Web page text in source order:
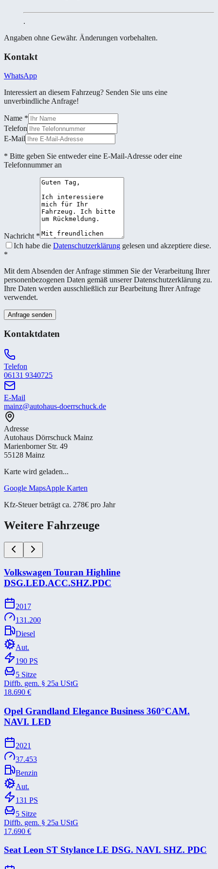
.
Angaben ohne Gewähr. Änderungen vorbehalten.
Kontakt
WhatsApp
Interessiert an diesem Fahrzeug? Senden Sie uns eine
unverbindliche Anfrage!
Name *
Telefon
E-Mail
* Bitte geben Sie entweder eine E-Mail-Adresse oder eine
Telefonnummer an
Nachricht *
Ich habe die Datenschutzerklärung gelesen und akzeptiere diese.
*
Mit dem Absenden der Anfrage stimmen Sie der Verarbeitung Ihrer
personenbezogenen Daten gemäß unserer Datenschutzerklärung zu.
Ihre Daten werden ausschließlich zur Bearbeitung Ihrer Anfrage
verwendet.
Anfrage senden
Kontaktdaten
Telefon
06131 9340725
E-Mail
mainz@autohaus-doerrschuck.de
Adresse
Autohaus Dörrschuck Mainz
Marienborner Str. 49
55128 Mainz
Karte wird geladen...
Google MapsApple Karten
Kfz-Steuer beträgt ca. 278€ pro Jahr
Weitere Fahrzeuge
Volkswagen Touran Highline
DSG.LED.ACC.SHZ.PDC
2017
131.200
Diesel
Aut.
190 PS
5 Sitze
Diffb. gem. § 25a UStG
18.690 €
Opel Grandland Elegance Business 360°CAM.
NAVI. LED
2021
37.453
Benzin
Aut.
131 PS
5 Sitze
Diffb. gem. § 25a UStG
17.690 €
Seat Leon ST Stylance LE DSG. NAVI. SHZ. PDC